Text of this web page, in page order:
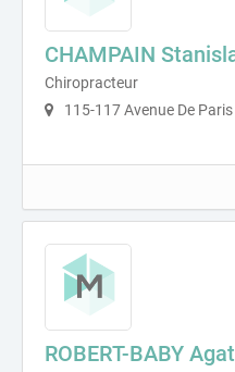
CHAMPAIN
Chiropracteur
115-117 Avenue De
ROBERT-BABY